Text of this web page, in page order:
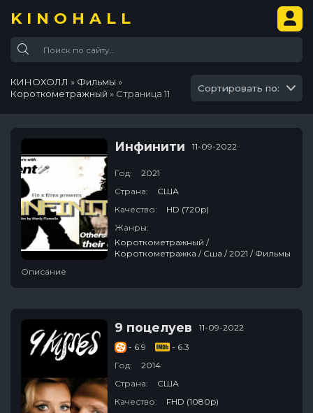
KINOHALL
КИНОХОЛЛ » Фильмы »
Короткометражный » Страница 11 Сортировать по:
Инфинити 11-09-2022
Год:
2021
Страна:
США
Качество:
HD (720p)
Жанры:
Короткометражный /
Короткометражка / Сша / 2021 / Фильмы
Описание
9 поцелуев
11-09-2022
- 6.9
- 6.3
Год:
2014
Страна:
США
Качество:
FHD (1080p)